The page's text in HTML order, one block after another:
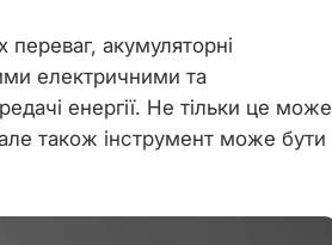
переваг, акумуляторні
електричними та
енергії. Не тільки це може
також інструмент може бути